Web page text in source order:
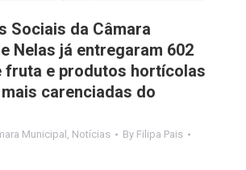
Sociais da Câmara
Nelas já entregaram 602
fruta e produtos hortícolas
carenciadas do
Municipal , Notícias By Filipa Pais